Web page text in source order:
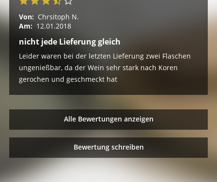
Von: Chrsitoph N.
Am: 12.01.2018
nicht jede Lieferung gleich
Leider waren bei der letzten Lieferung zwei Flaschen
ungenießbar, da der Wein sehr stark nach Koren
gerochen und geschmeckt hat
Alle Bewertungen anzeigen
Bewertung schreiben